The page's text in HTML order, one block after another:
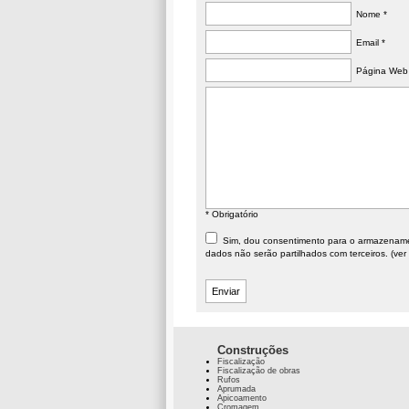
Nome *
Email *
Página Web
* Obrigatório
Sim, dou consentimento para o
dados não serão partilhados com terceiros. (ver
Construções
Fiscalização
Fiscalização de obras
Rufos
Aprumada
Apicoamento